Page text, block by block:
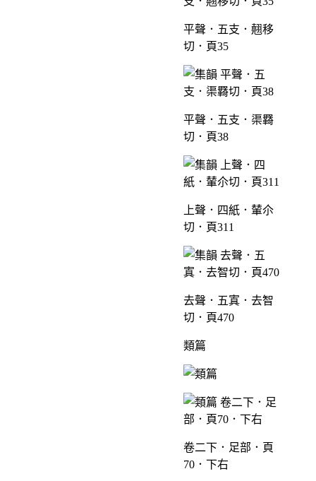
平聲．五支．翹移
切．頁35
平聲．五支．渠羇
切．頁38
上聲．四紙．輦尒
切．頁311
去聲．五寘．去智
切．頁470
類篇
卷二下．足部．頁
70．下右